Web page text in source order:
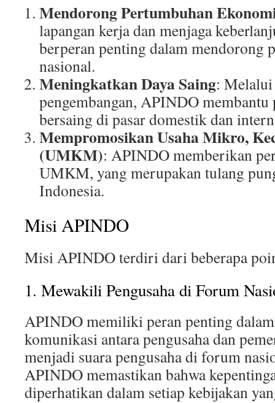
Mendorong Pertumbuhan
lapangan kerja dan menjaga
berperan penting dalam mendorong
nasional.
Meningkatkan Daya Saing:
pengembangan, APINDO membantu
bersaing di pasar domestik dan
Mempromosikan Usaha Mikro,
(UMKM): APINDO memberikan
UMKM, yang merupakan tulang
Indonesia.
Misi APINDO
Misi APINDO terdiri dari beberapa
1. Mewakili Pengusaha di Forum
APINDO memiliki peran penting
komunikasi antara pengusaha dan
menjadi suara pengusaha di forum
APINDO memastikan bahwa
diperhatikan dalam setiap kebijakan